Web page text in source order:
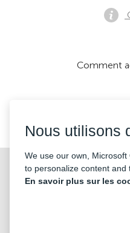
©2026 «KONTRAMARKA
Comment
Nous utilisons
We use our own,
to personalize content and
En savoir plus sur les